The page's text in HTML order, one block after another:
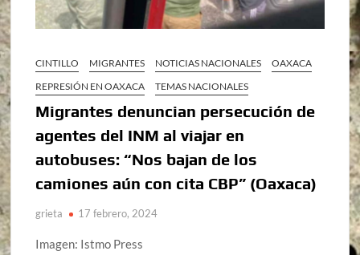
CINTILLO MIGRANTES NOTICIAS NACIONALES
OAXACA
REPRESIÓN EN OAXACA
TEMAS NACIONALES
Migrantes denuncian persecución de
agentes del INM al viajar en
autobuses: “Nos bajan de los
camiones aún con cita CBP” (Oaxaca)
grieta 17 febrero, 2024
Imagen: Istmo Press